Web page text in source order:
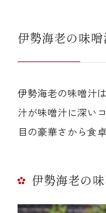
伊勢海老の味
伊勢海老の味噌汁
汁が味噌汁に深い
目の豪華さから食
伊勢海老の